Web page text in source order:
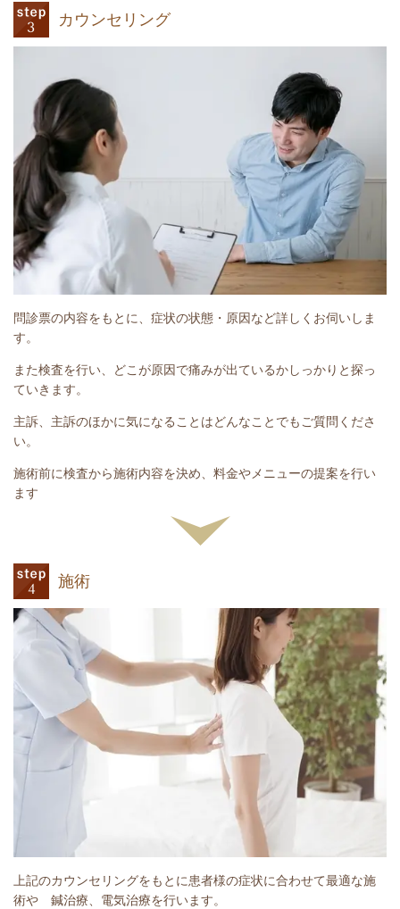
カウンセリング
問診票の内容をもとに、症状の状態・原因など詳しくお伺いしま
す。
また検査を行い、どこが原因で痛みが出ているかしっかりと探っ
ていきます。
主訴、主訴のほかに気になることはどんなことでもご質問くださ
い。
施術前に検査から施術内容を決め、料金やメニューの提案を行い
ます
施術
上記のカウンセリングをもとに患者様の症状に合わせて最適な施
術や 鍼治療、電気治療を行います。